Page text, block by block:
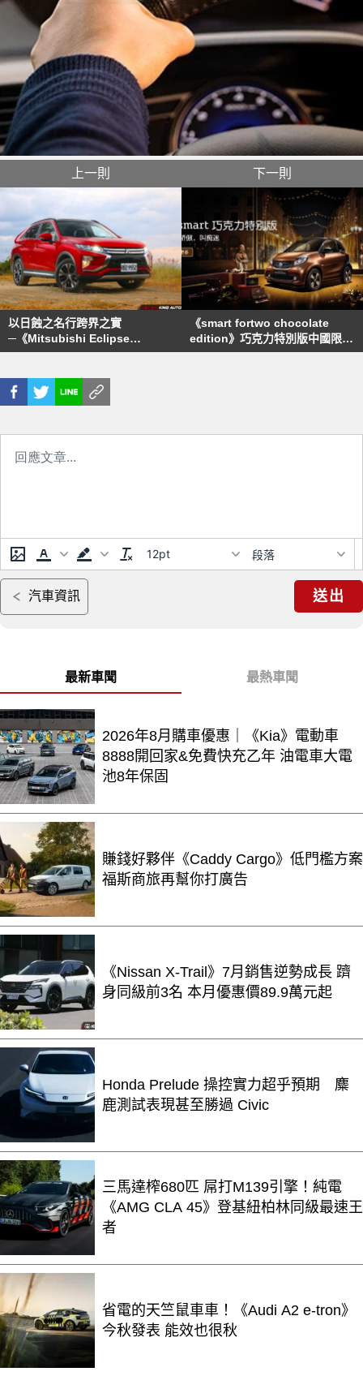
上一則
以日蝕之名行跨界之實
─《Mitsubishi Eclipse
Cross》試駕，乘用篇
下一則
《smart fortwo chocolate
edition》巧克力特別版中國限量
登場
12pt 段落
汽車資訊 送出
最新車聞 最熱車聞
2026年8月購車優惠｜《Kia》電動車
8888開回家&免費快充乙年 油電車大電
池8年保固
賺錢好夥伴《Caddy Cargo》低門檻方案
福斯商旅再幫你打廣告
《Nissan X-Trail》7月銷售逆勢成長 躋
身同級前3名 本月優惠價89.9萬元起
Honda Prelude 操控實力超乎預期 麋
鹿測試表現甚至勝過 Civic
三馬達榨680匹 屌打M139引擎！純電
《AMG CLA 45》登基紐柏林同級最速王
者
省電的天竺鼠車車！《Audi A2 e-tron》
今秋發表 能效也很秋